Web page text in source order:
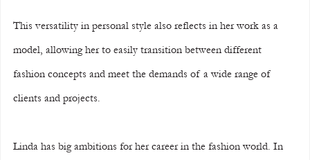
This versatility in personal style also reflects in her work as a
model, allowing her to easily transition between different
fashion concepts and meet the demands of a wide range of
clients and projects.
Linda has big ambitions for her career in the fashion world. In